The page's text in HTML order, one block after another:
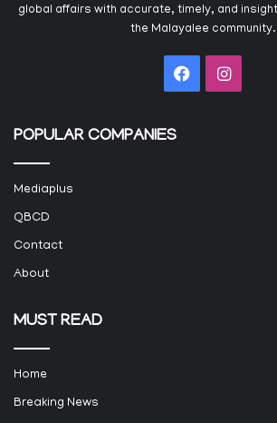
global affairs with accurate, timely, and
the Malayalee community.
Facebook
POPULAR COMPANIES
Mediaplus
QBCD
Contact
About
MUST READ
Home
Breaking News